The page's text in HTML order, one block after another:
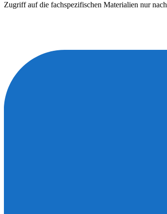
Zugriff auf die fachspezifischen Materialien nur nach